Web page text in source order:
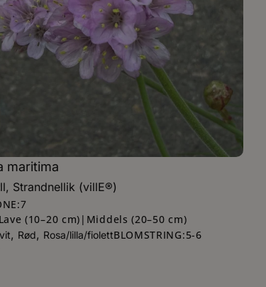
maritima
Strandnellik (villE®)
7
(10–20 cm)|Middels (20–50 cm)
, Rød, Rosa/lilla/fiolettBLOMSTRING:5-6